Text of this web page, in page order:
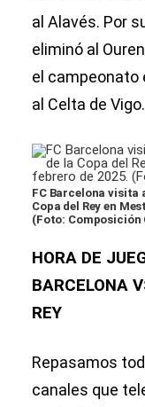
al Alavés. Por
eliminó al
el campeonato
al Celta de Vigo.
FC Barcelona visita
Copa del Rey en
(Foto: Composición
HORA DE
BARCELONA
REY
Repasamos
canales que